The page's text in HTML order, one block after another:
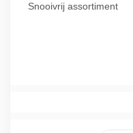
Snooivrij assortiment